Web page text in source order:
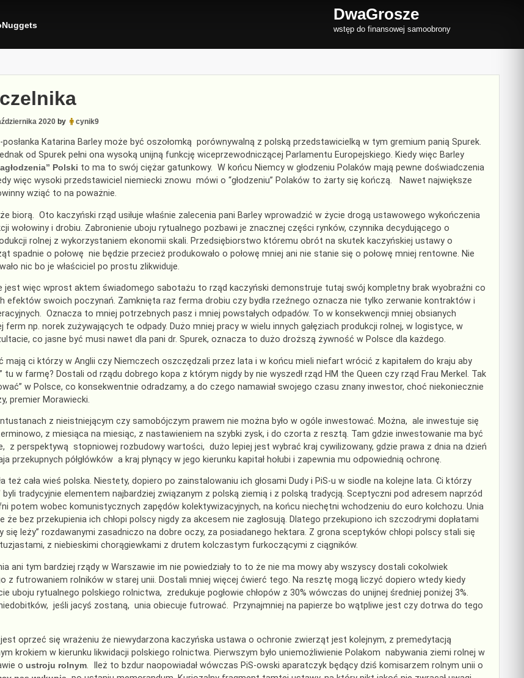
DwaGrosze
wstęp do finansowej samoobrony
2020by cynik9
posłanka Katarina Barley może być oszołomką porównywalną z polską przedstawicielką w tym gremium panią Spurek.
od Spurek pełni ona wysoką unijną funkcję wiceprzewodniczącej Parlamentu Europejskiego. Kiedy więc Barley
Polski to ma to swój ciężar gatunkowy. W końcu Niemcy w głodzeniu Polaków mają pewne doświadczenia
więc wysoki przedstawiciel niemiecki znowu mówi o “głodzeniu” Polaków to żarty się kończą. Nawet największe
wziąć to na poważnie.
biorą. Oto kaczyński rząd usiłuje właśnie zalecenia pani Barley wprowadzić w życie drogą ustawowego wykończenia
wołowiny i drobiu. Zabronienie uboju rytualnego pozbawi je znacznej części rynków, czynnika decydującego o
rolnej z wykorzystaniem ekonomii skali. Przedsiębiorstwo któremu obrót na skutek kaczyńskiej ustawy o
spadnie o połowę nie będzie przecież produkowało o połowę mniej ani nie stanie się o połowę mniej rentowne. Nie
nic bo je właściciel po prostu zlikwiduje.
jest więc wprost aktem świadomego sabotażu to rząd kaczyński demonstruje tutaj swój kompletny brak wyobraźni co
efektów swoich poczynań. Zamknięta raz ferma drobiu czy bydła rzeźnego oznacza nie tylko zerwanie kontraktów i
Oznacza to mniej potrzebnych pasz i mniej powstałych odpadów. To w konsekwencji mniej obsianych
ferm np. norek zużywających te odpady. Dużo mniej pracy w wielu innych gałęziach produkcji rolnej, w logistyce, w
co jasne być musi nawet dla pani dr. Spurek, oznacza to dużo droższą żywność w Polsce dla każdego.
mają ci którzy w Anglii czy Niemczech oszczędzali przez lata i w końcu mieli niefart wrócić z kapitałem do kraju aby
tu w farmę? Dostali od rządu dobrego kopa z którym nigdy by nie wyszedł rząd HM the Queen czy rząd Frau Merkel. Tak
w Polsce, co konsekwentnie odradzamy, a do czego namawiał swojego czasu znany inwestor, choć niekoniecznie
premier Morawiecki.
z nieistniejącym czy samobójczym prawem nie można było w ogóle inwestować. Można, ale inwestuje się
z miesiąca na miesiąc, z nastawieniem na szybki zysk, i do czorta z resztą. Tam gdzie inwestowanie ma być
z perspektywą stopniowej rozbudowy wartości, dużo lepiej jest wybrać kraj cywilizowany, gdzie prawa z dnia na dzień
przekupnych półgłówków a kraj płynący w jego kierunku kapitał hołubi i zapewnia mu odpowiednią ochronę.
też cała wieś polska. Niestety, dopiero po zainstalowaniu ich głosami Dudy i PiS-u w siodle na kolejne lata. Ci którzy
byli tradycyjnie elementem najbardziej związanym z polską ziemią i z polską tradycją. Sceptyczni pod adresem naprzód
potem wobec komunistycznych zapędów kolektywizacyjnych, na końcu niechętni wchodzeniu do euro kołchozu. Unia
że bez przekupienia ich chłopi polscy nigdy za akcesem nie zagłosują. Dlatego przekupiono ich szczodrymi dopłatami
się leży” rozdawanymi zasadniczo na dobre oczy, za posiadanego hektara. Z grona sceptyków chłopi polscy stali się
z niebieskimi chorągiewkami z drutem kolczastym furkoczącymi z ciągników.
ani tym bardziej rządy w Warszawie im nie powiedziały to to że nie ma mowy aby wszyscy dostali cokolwiek
z futrowaniem rolników w starej unii. Dostali mniej więcej ćwierć tego. Na resztę mogą liczyć dopiero wtedy kiedy
uboju rytualnego polskiego rolnictwa, zredukuje pogłowie chłopów z 30% wówczas do unijnej średniej poniżej 3%.
jeśli jacyś zostaną, unia obiecuje futrować. Przynajmniej na papierze bo wątpliwe jest czy dotrwa do tego
oprzeć się wrażeniu że niewydarzona kaczyńska ustawa o ochronie zwierząt jest kolejnym, z premedytacją
krokiem w kierunku likwidacji polskiego rolnictwa. Pierwszym było uniemożliwienie Polakom nabywania ziemi rolnej w
o ustroju rolnym. Ileż to bzdur naopowiadał wówczas PiS-owski aparatczyk będący dziś komisarzem rolnym unii o